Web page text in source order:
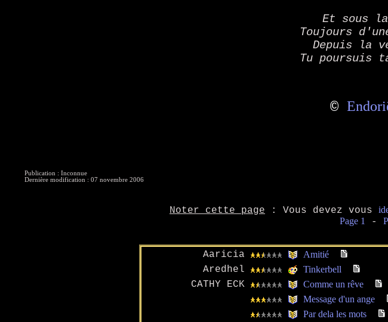
Et sous
Toujours
Depuis la
Tu poursuis
©
Publication : Inconnue
Dernière modification : 07 novembre 2006
Noter cette page : Vous devez vous
Page 1 -
Aaricia Amitié
Aredhel Tinkerbell
CATHY ECK
Comme un rêve
Message d'un ange
Par dela les mots